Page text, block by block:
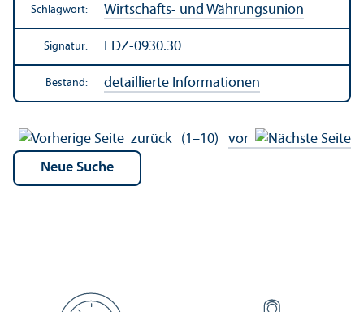
Schlagwort: Wirtschafts- und Währungs­union
Signatur: EDZ-0930.30
Bestand: detaillierte Informationen
zurück (1–10) vor